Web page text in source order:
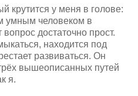
крутится у меня в голове:
умным человеком в
достаточно прост.
находится под
развиваться. Он
вышеописанных путей
я.